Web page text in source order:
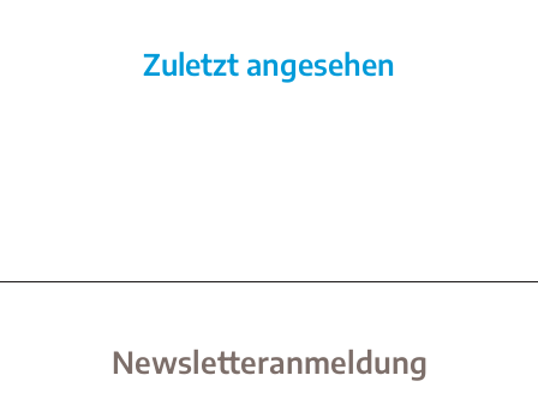
Zuletzt angesehen
Newsletteranmeldung